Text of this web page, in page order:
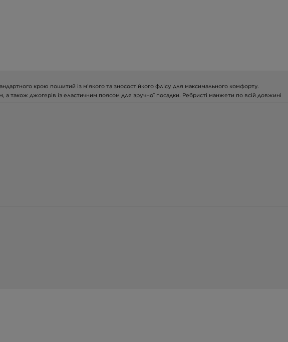
крою пошитий із м’якого та зносостійкого флісу для максимального комфорту.
також джогерів із еластичним поясом для зручної посадки. Ребристі манжети по всій довжині